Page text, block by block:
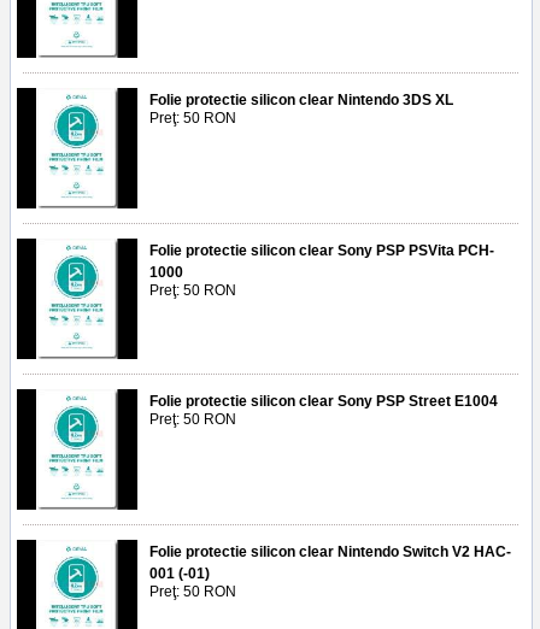
Folie protectie silicon clear Nintendo 3DS XL
Preţ: 50 RON
Folie protectie silicon clear Sony PSP PSVita PCH-
1000
Preţ: 50 RON
Folie protectie silicon clear Sony PSP Street E1004
Preţ: 50 RON
Folie protectie silicon clear Nintendo Switch V2 HAC-
001 (-01)
Preţ: 50 RON